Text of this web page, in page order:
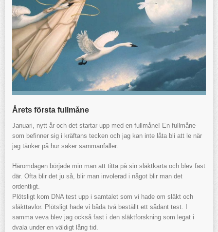
Årets första fullmåne
Januari, nytt år och det startar upp med en fullmåne! En fullmåne
som befinner sig i kräftans tecken och jag kan inte låta bli att le när
jag tänker på hur saker sammanfaller.
Häromdagen började min man att titta på sin släktkarta och blev fast
där. Ofta blir det ju så, blir man involerad i något blir man det
ordentligt.
Plötsligt kom DNA test upp i samtalet som vi hade om släkt och
släkttavlor. Plötsligt hade vi båda två beställt ett sådant test. I
samma veva blev jag också fast i den släktforskning som legat i
dvala under en väldigt lång tid.